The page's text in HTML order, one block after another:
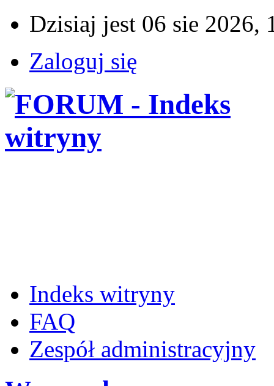
Dzisiaj jest 06 sie 2026,
Zaloguj się
Indeks witryny
FAQ
Zespół administracyjny